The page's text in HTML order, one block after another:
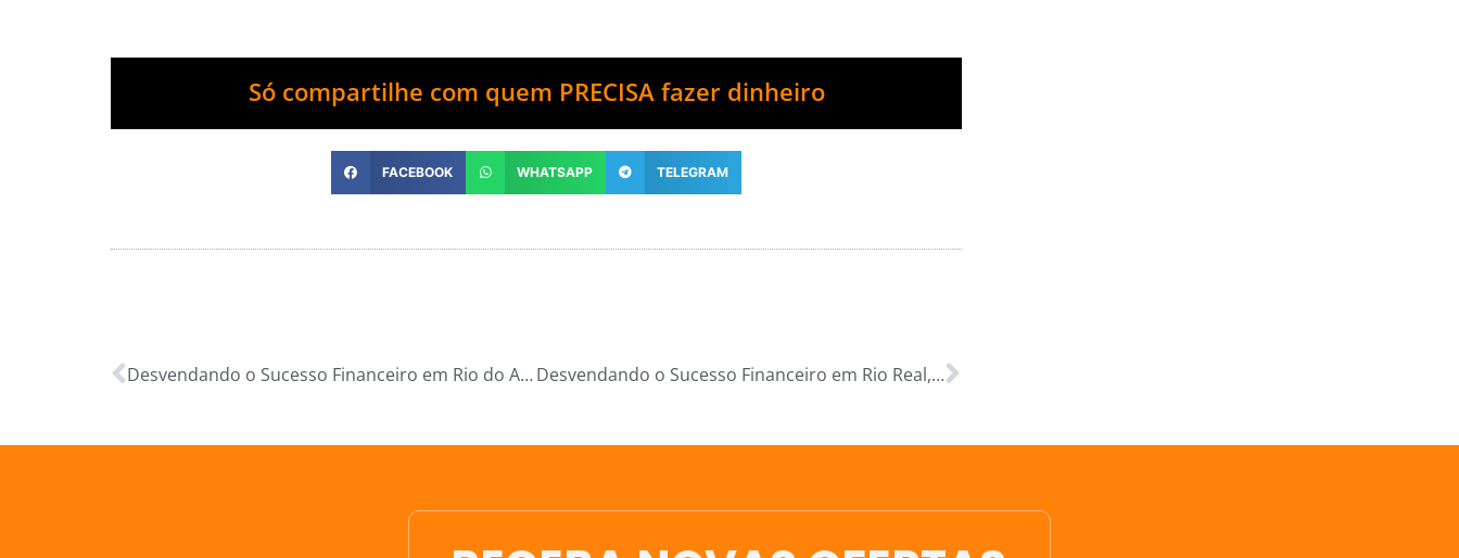
Só compartilhe com quem PRECISA fazer dinheiro
FACEBOOK WHATSAPP TELEGRAM
Desvendando o Sucesso Financeiro em Rio do Antônio, BA: Guia Completo com os 4 U’s para Otimizar Sua Vida Financeira! Desvendando o Sucesso Financeiro em Rio Real, BA: Guia Completo com os 4 U’s para Otimizar Sua Vida Financeira!